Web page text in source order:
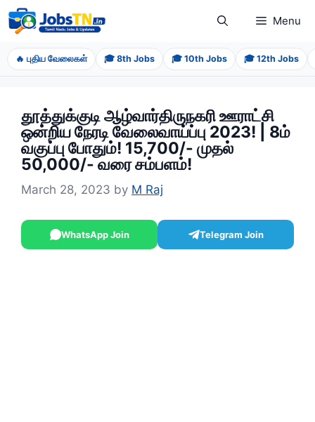
Skip
to
content
Menu
🔥 புதிய வேலைகள் 🎓 8th Jobs 🎓 10th Jobs 🎓 12th Jobs
தூத்துக்குடி ஆழ்வார்திருநகரி ஊராட்சி
ஒன்றிய நேரடி வேலைவாய்ப்பு 2023! | 8ம்
வகுப்பு போதும்! 15,700/- முதல்
50,000/- வரை சம்பளம்!
March 28, 2023 by M Raj
WhatsApp Join Telegram Join